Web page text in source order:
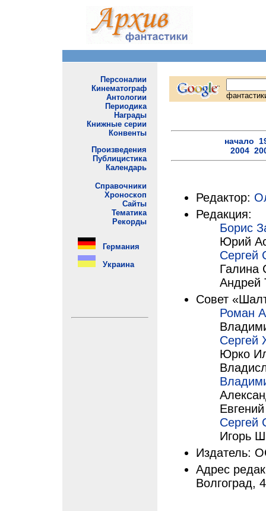
Редактор:
Редакция:
Борис
Юрий
Сергей
Галина
Андрей
Совет
Роман
Сергей
Юрко
Сергей
Игорь
Издатель:
Адрес
Волгоград,